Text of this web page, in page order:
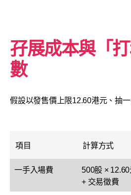
孖展成本與「
數
假設以發售價上限12.60港元、抽
項目 計算方式
一手入場費
500股 ×
+ 交易徵費